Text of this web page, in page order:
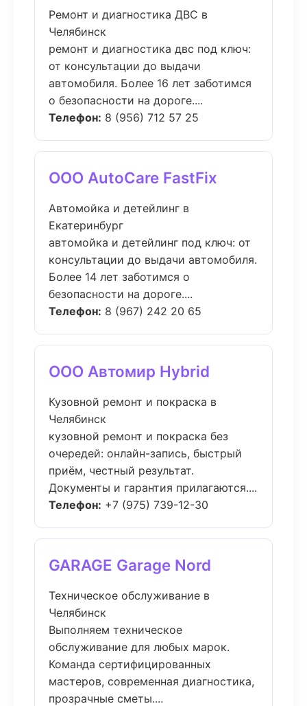
Ремонт и диагностика ДВС в
Челябинск
ремонт и диагностика двс под ключ:
от консультации до выдачи
автомобиля. Более 16 лет заботимся
о безопасности на дороге....
Телефон: 8 (956) 712 57 25
ООО AutoCare FastFix
Автомойка и детейлинг в
Екатеринбург
автомойка и детейлинг под ключ: от
консультации до выдачи автомобиля.
Более 14 лет заботимся о
безопасности на дороге....
Телефон: 8 (967) 242 20 65
ООО Автомир Hybrid
Кузовной ремонт и покраска в
Челябинск
кузовной ремонт и покраска без
очередей: онлайн-запись, быстрый
приём, честный результат.
Документы и гарантия прилагаются....
Телефон: +7 (975) 739-12-30
GARAGE Garage Nord
Техническое обслуживание в
Челябинск
Выполняем техническое
обслуживание для любых марок.
Команда сертифицированных
мастеров, современная диагностика,
прозрачные сметы....